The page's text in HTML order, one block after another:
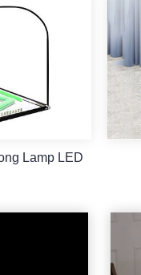
Lamp LED